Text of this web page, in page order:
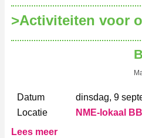
>‍Activiteiten voor
Datum
dinsdag, 9
Locatie
NME-lokaal
Lees meer